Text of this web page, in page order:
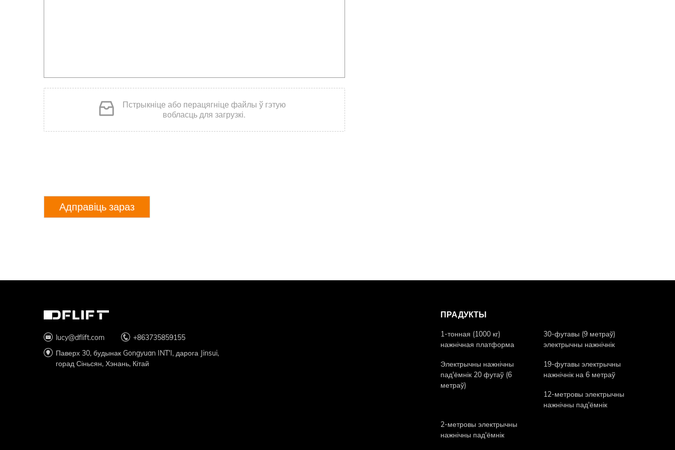
Пстрыкніце або перацягніце файлы ў гэтую
вобласць для загрузкі.
Адправіць зараз
lucy@dflift.com
+863735859155
Паверх 30, будынак Gongyuan INT'I, дарога Jinsui,
горад Сіньсян, Хэнань, Кітай
ПРАДУКТЫ
1-тонная (1000 кг)
нажнічная платформа
30-футавы (9 метраў)
электрычны нажнічнік
Электрычны нажнічны
пад'ёмнік 20 футаў (6
метраў)
19-футавы электрычны
нажнічнік на 6 метраў
12-метровы электрычны
нажнічны пад'ёмнік
2-метровы электрычны
нажнічны пад'ёмнік